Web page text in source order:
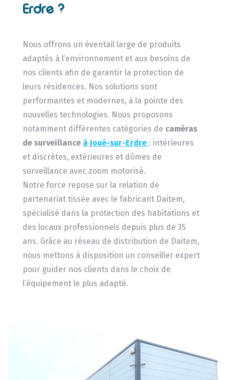
Erdre ?
Nous offrons un éventail large de produits
adaptés à l’environnement et aux besoins de
nos clients afin de garantir la protection de
leurs résidences. Nos solutions sont
performantes et modernes, à la pointe des
nouvelles technologies. Nous proposons
notamment différentes catégories de caméras
de surveillance à Joué-sur-Erdre : intérieures
et discrètes, extérieures et dômes de
surveillance avec zoom motorisé.
Notre force repose sur la relation de
partenariat tissée avec le fabricant Daitem,
spécialisé dans la protection des habitations et
des locaux professionnels depuis plus de 35
ans. Grâce au réseau de distribution de Daitem,
nous mettons à disposition un conseiller expert
pour guider nos clients dans le choix de
l’équipement le plus adapté.